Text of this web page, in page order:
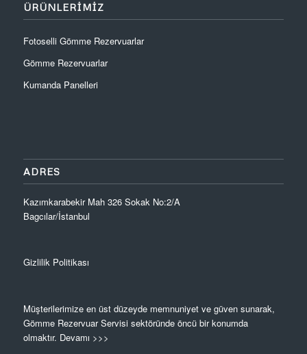
ÜRÜNLERIMIZ
Fotoselli Gömme Rezervuarlar
Gömme Rezervuarlar
Kumanda Panelleri
ADRES
Kazımkarabekir Mah 326 Sokak No:2/A
Bagcılar/İstanbul
Gizlilik Politikası
Müşterilerimize en üst düzeyde memnuniyet ve güven sunarak,
Gömme Rezervuar Servisi sektöründe öncü bir konumda
olmaktır. Devamı >>>